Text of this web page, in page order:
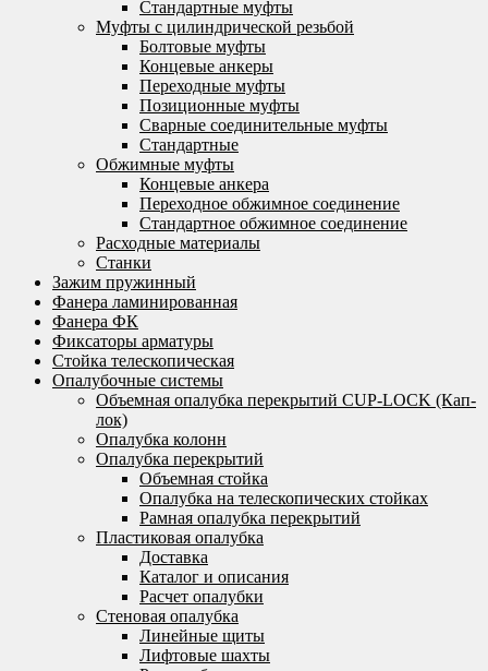
Стандартные муфты
Муфты с цилиндрической резьбой
Болтовые муфты
Концевые анкеры
Переходные муфты
Позиционные муфты
Сварные соединительные муфты
Стандартные
Обжимные муфты
Концевые анкера
Переходное обжимное соединение
Стандартное обжимное соединение
Расходные материалы
Станки
Зажим пружинный
Фанера ламинированная
Фанера ФК
Фиксаторы арматуры
Стойка телескопическая
Опалубочные системы
Объемная опалубка перекрытий CUP-LOCK (Кап-
лок)
Опалубка колонн
Опалубка перекрытий
Объемная стойка
Опалубка на телескопических стойках
Рамная опалубка перекрытий
Пластиковая опалубка
Доставка
Каталог и описания
Расчет опалубки
Стеновая опалубка
Линейные щиты
Лифтовые шахты